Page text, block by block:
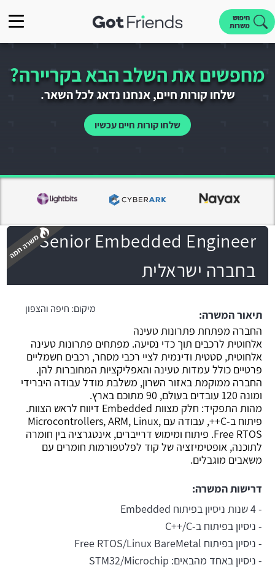
חיפוש
משרות
מחפשים את השלב הבא בקריירה?
שלחו קורות חיים, אנחנו נדאג לכל השאר.
שלחו קורות חיים עכשיו
Senior Embedded Engineer
בחברה ישראלית
מיקום: חיפה והצפון
תיאור המשרה:
החברה מפתחת פתרונות טעינה
אלחוטית לרכבים תוך כדי נסיעה. מפתחים פתרונות טעינה
אלחוטית, סטטית ודינמית לציי רכבי מסחר, רכבים חשמליים
פרטיים כולל עמדות טעינה והאפליקציות המחוברות להן.
החברה ממוקמת באזור השרון, משלבת מודל עבודה היברידי
ומונה 120 עובדים בעולם, 90 מתוכם בארץ.
מהות התפקיד: חלק מצוות Embedded דיווח לראש הצוות.
פיתוח ב-C++, עבודה עם Microcontrollers, ARM, Linux,
Free RTOS. פיתוח ומימוש דרייברים, אינטגרציה בין חומרה
לתוכנה, אופטימיזציה של קוד לפלטפורמות חומרים עם
משאבים מוגבלים.
דרישות המשרה:
- 4 שנות ניסיון בפיתוח Embedded
- ניסיון בפיתוח ב-C++/C
- ניסיון בפיתוח Free RTOS/Linux BareMetal
- ניסיון באחד מהבאים: STM32/Microchip